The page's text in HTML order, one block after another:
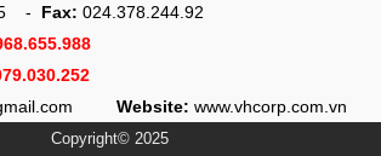
- Fax: 024.378.244.92
Website: www.vhcorp.com.vn
Copyright© 2025